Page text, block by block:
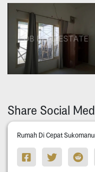
Share Social
Rumah Di Cepat